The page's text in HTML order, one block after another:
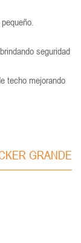
seguridad
techo mejorando
GRANDE